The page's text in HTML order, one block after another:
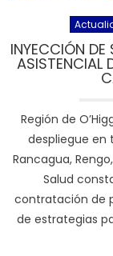
INYECCIÓN DE
ASISTENCIAL
Región de
despliegue en
Rancagua,
Salud
contratación de
de estrategias